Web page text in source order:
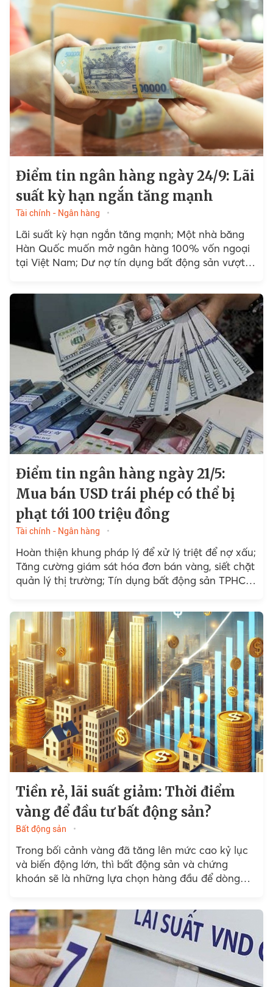
Điểm tin ngân hàng ngày 24/9: Lãi
suất kỳ hạn ngắn tăng mạnh
Tài chính - Ngân hàng
Lãi suất kỳ hạn ngắn tăng mạnh; Một nhà băng
Hàn Quốc muốn mở ngân hàng 100% vốn ngoại
tại Việt Nam; Dư nợ tín dụng bất động sản vượt
Điểm tin ngân hàng ngày 21/5:
Mua bán USD trái phép có thể bị
phạt tới 100 triệu đồng
Tài chính - Ngân hàng
Hoàn thiện khung pháp lý để xử lý triệt để nợ xấu;
Tăng cường giám sát hóa đơn bán vàng, siết chặt
quản lý thị trường; Tín dụng bất động sản TPHCM
Tiền rẻ, lãi suất giảm: Thời điểm
vàng để đầu tư bất động sản?
Bất động sản
Trong bối cảnh vàng đã tăng lên mức cao kỷ lục
và biến động lớn, thì bất động sản và chứng
khoán sẽ là những lựa chọn hàng đầu để dòng